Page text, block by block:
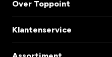
Over Toppoint
Klantenservice